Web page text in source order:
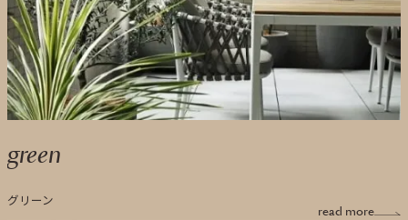
green
グリーン
read more